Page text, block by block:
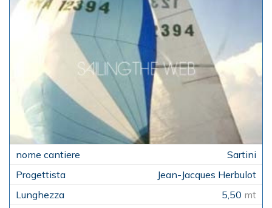
Sartini
Jean-Jacques Herbulot
5,50 mt